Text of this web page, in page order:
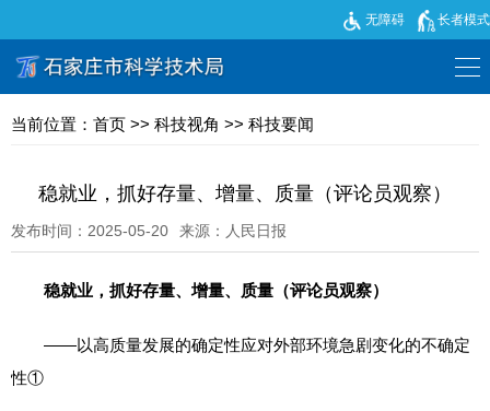
无障碍 长者模式
当前位置： 首页 >> 科技视角 >> 科技要闻
稳就业，抓好存量、增量、质量（评论员观察）
发布时间：2025-05-20 来源：人民日报
稳就业，抓好存量、增量、质量（评论员观察）
——以高质量发展的确定性应对外部环境急剧变化的不确定
性①